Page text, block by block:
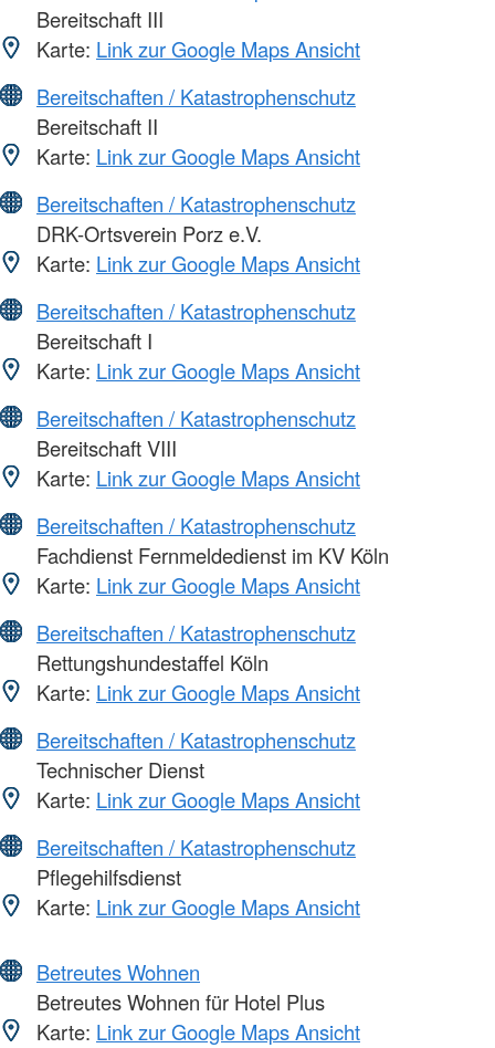
Bereitschaft III
Karte: Link zur Google Maps Ansicht
Bereitschaften / Katastrophenschutz
Bereitschaft II
Karte: Link zur Google Maps Ansicht
Bereitschaften / Katastrophenschutz
DRK-Ortsverein Porz e.V.
Karte: Link zur Google Maps Ansicht
Bereitschaften / Katastrophenschutz
Bereitschaft I
Karte: Link zur Google Maps Ansicht
Bereitschaften / Katastrophenschutz
Bereitschaft VIII
Karte: Link zur Google Maps Ansicht
Bereitschaften / Katastrophenschutz
Fachdienst Fernmeldedienst im KV Köln
Karte: Link zur Google Maps Ansicht
Bereitschaften / Katastrophenschutz
Rettungshundestaffel Köln
Karte: Link zur Google Maps Ansicht
Bereitschaften / Katastrophenschutz
Technischer Dienst
Karte: Link zur Google Maps Ansicht
Bereitschaften / Katastrophenschutz
Pflegehilfsdienst
Karte: Link zur Google Maps Ansicht
Betreutes Wohnen
Betreutes Wohnen für Hotel Plus
Karte: Link zur Google Maps Ansicht